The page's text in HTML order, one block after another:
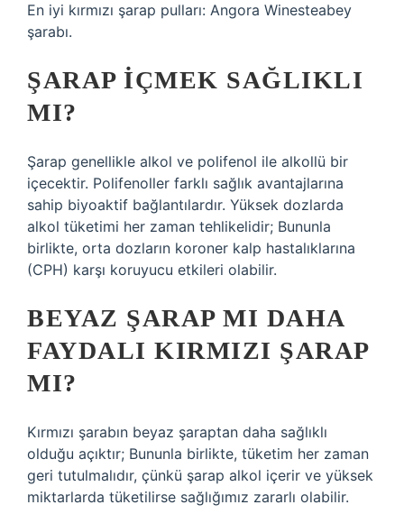
En iyi kırmızı şarap pulları: Angora Winesteabey
şarabı.
ŞARAP IÇMEK SAĞLIKLI
MI?
Şarap genellikle alkol ve polifenol ile alkollü bir
içecektir. Polifenoller farklı sağlık avantajlarına
sahip biyoaktif bağlantılardır. Yüksek dozlarda
alkol tüketimi her zaman tehlikelidir; Bununla
birlikte, orta dozların koroner kalp hastalıklarına
(CPH) karşı koruyucu etkileri olabilir.
BEYAZ ŞARAP MI DAHA
FAYDALI KIRMIZI ŞARAP
MI?
Kırmızı şarabın beyaz şaraptan daha sağlıklı
olduğu açıktır; Bununla birlikte, tüketim her zaman
geri tutulmalıdır, çünkü şarap alkol içerir ve yüksek
miktarlarda tüketilirse sağlığımız zararlı olabilir.